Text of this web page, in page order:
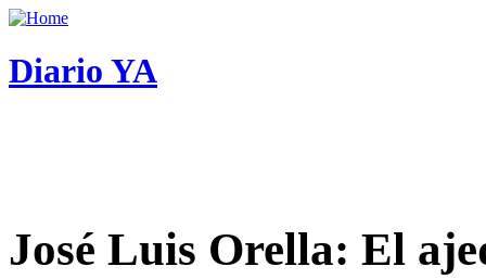
Diario YA
José Luis Orella: El